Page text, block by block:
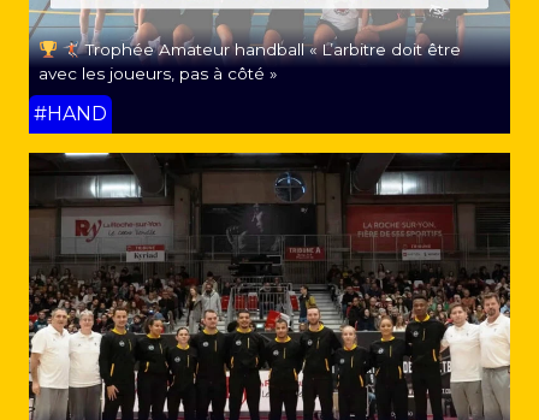
Trophée Amateur handball « L’arbitre doit être
avec les joueurs, pas à côté »
#HAND